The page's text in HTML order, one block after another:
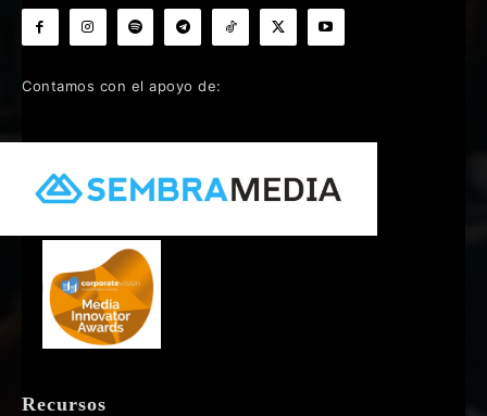
Contamos con el apoyo de:
Recursos